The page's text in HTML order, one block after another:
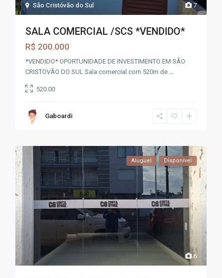
7
São Cristóvão do Sul
SALA COMERCIAL /SCS *VENDIDO*
R$ 200.000
*VENDIDO* OPORTUNIDADE DE INVESTIMENTO EM SÃO
CRISTOVÃO DO SUL Sala comercial com 520m de ...
520.00
Gaboardi
6
Aluguel Disponível